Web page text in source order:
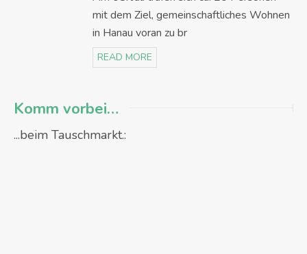
mit dem Ziel, gemeinschaftliches Wohnen
in Hanau voran zu br
READ MORE
Komm vorbei…
...beim Tauschmarkt.: